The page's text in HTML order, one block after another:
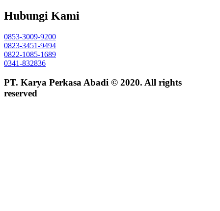
Hubungi Kami
0853-3009-9200
0823-3451-9494
0822-1085-1689
0341-832836
PT. Karya Perkasa Abadi © 2020. All rights
reserved